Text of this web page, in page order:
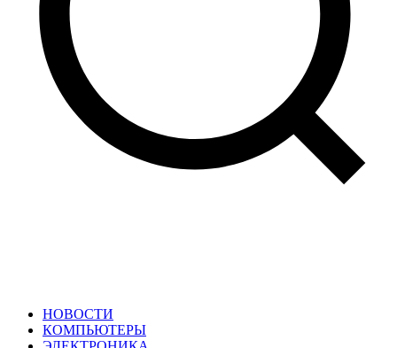
НОВОСТИ
КОМПЬЮТЕРЫ